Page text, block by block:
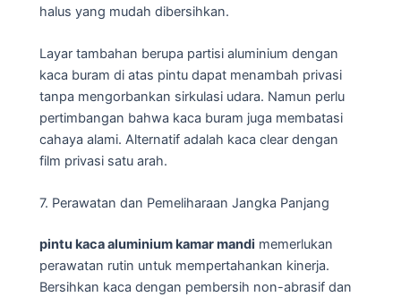
halus yang mudah dibersihkan.
Layar tambahan berupa partisi aluminium dengan
kaca buram di atas pintu dapat menambah privasi
tanpa mengorbankan sirkulasi udara. Namun perlu
pertimbangan bahwa kaca buram juga membatasi
cahaya alami. Alternatif adalah kaca clear dengan
film privasi satu arah.
7. Perawatan dan Pemeliharaan Jangka Panjang
pintu kaca aluminium kamar mandi memerlukan
perawatan rutin untuk mempertahankan kinerja.
Bersihkan kaca dengan pembersih non-abrasif dan